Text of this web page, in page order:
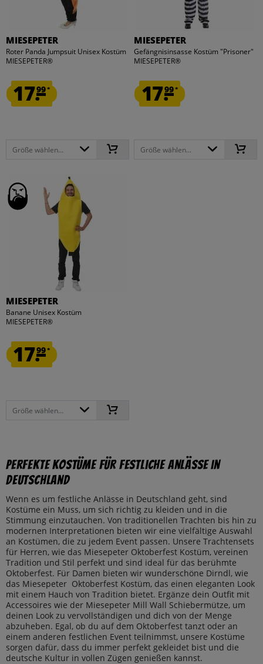
MIESEPETER
Roter Panda Jumpsuit Unisex Kostüm
MIESEPETER®
17.99*
Größe wählen...
MIESEPETER
Gefängnisinsasse Kostüm "Prisoner"
MIESEPETER®
17.99*
Größe wählen...
MIESEPETER
Banane Unisex Kostüm
MIESEPETER®
17.99*
Größe wählen...
Perfekte Kostüme für Festliche Anlässe in
Deutschland
Wenn es um festliche Anlässe in Deutschland geht, sind
Kostüme ein Muss, um sich richtig zu kleiden und in die
Stimmung einzutauchen. Von traditionellen Trachten bis hin zu
modernen Interpretationen bieten wir eine vielfältige Auswahl
an Kostümen, die zu jedem Event passen. Unsere Trachtensets
für Herren, wie das Miesepeter Oktoberfest Kostüm, vereinen
Tradition und Stil perfekt und sind ideal für das berühmte
Oktoberfest. Für Damen bieten wir wunderschöne Dirndl, wie
das Miesepeter Oktoberfest Kostüm, das einen eleganten Look
mit einem Hauch von Tradition bietet. Ergänze dein Outfit mit
Accessoires wie der Miesepeter Mill Wall Schiebermütze, um
deinen Look zu vervollständigen und dich von der Menge
abzuheben. Egal, ob du auf dem Oktoberfest tanzt oder an
einem anderen festlichen Event teilnimmst, unsere Kostüme
sorgen dafür, dass du immer perfekt gekleidet bist und die
deutsche Kultur in vollen Zügen genießen kannst.